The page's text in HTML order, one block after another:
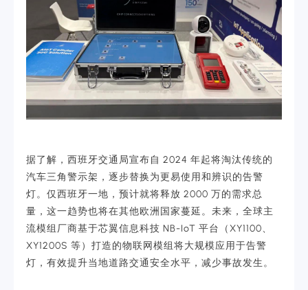
据了解，西班牙交通局宣布自 2024 年起将淘汰传统的
汽车三角警示架，逐步替换为更易使用和辨识的告警
灯。仅西班牙一地，预计就将释放 2000 万的需求总
量，这一趋势也将在其他欧洲国家蔓延。未来，全球主
流模组厂商基于芯翼信息科技 NB-IoT 平台（XY1100、
XY1200S 等）打造的物联网模组将大规模应用于告警
灯，有效提升当地道路交通安全水平，减少事故发生。